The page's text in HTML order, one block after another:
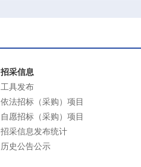
招采信息
工具发布
依法招标（采购）项目
自愿招标（采购）项目
招采信息发布统计
历史公告公示